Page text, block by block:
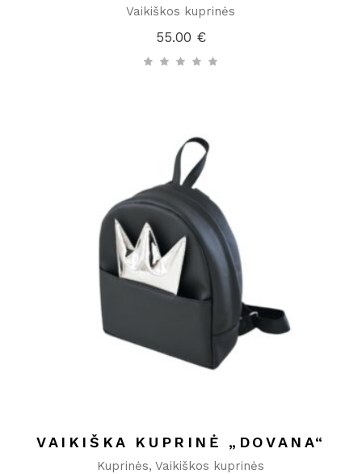
Vaikiškos kuprinės
55.00 €
VAIKIŠKA KUPRINĖ „DOVANA“
Kuprinės Vaikiškos kuprinės